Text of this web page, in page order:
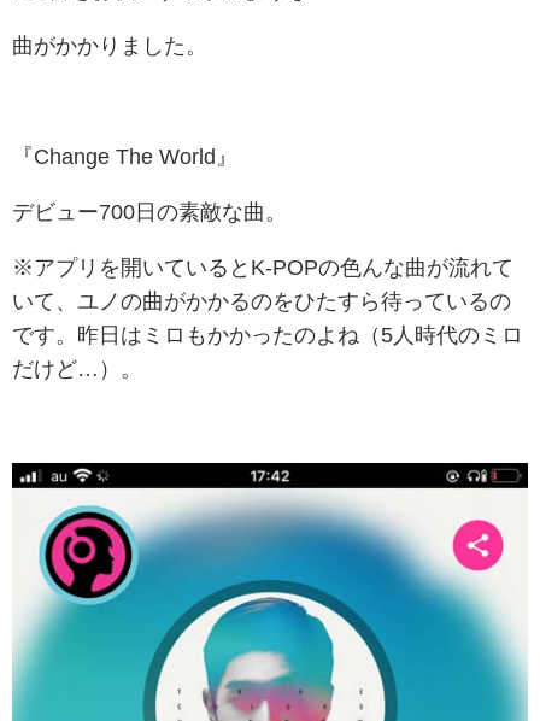
曲がかかりました。
『Change The World』
デビュー700日の素敵な曲。
※アプリを開いているとK-POPの色んな曲が流れて
いて、ユノの曲がかかるのをひたすら待っているの
です。昨日はミロもかかったのよね（5人時代のミロ
だけど…）。